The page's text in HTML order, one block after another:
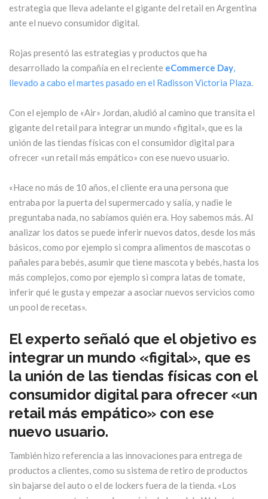
estrategia que lleva adelante el gigante del retail en Argentina
ante el nuevo consumidor digital.
Rojas presentó las estrategias y productos que ha
desarrollado la compañía en el reciente eCommerce Day,
llevado a cabo el martes pasado en el Radisson Victoria Plaza.
Con el ejemplo de «Air» Jordan, aludió al camino que transita el
gigante del retail para integrar un mundo «figital», que es la
unión de las tiendas físicas con el consumidor digital para
ofrecer «un retail más empático» con ese nuevo usuario.
«Hace no más de 10 años, el cliente era una persona que
entraba por la puerta del supermercado y salía, y nadie le
preguntaba nada, no sabíamos quién era. Hoy sabemos más. Al
analizar los datos se puede inferir nuevos datos, desde los más
básicos, como por ejemplo si compra alimentos de mascotas o
pañales para bebés, asumir que tiene mascota y bebés, hasta los
más complejos, como por ejemplo si compra latas de tomate,
inferir qué le gusta y empezar a asociar nuevos servicios como
un pool de recetas».
El experto señaló que el objetivo es
integrar un mundo «figital», que es
la unión de las tiendas físicas con el
consumidor digital para ofrecer «un
retail más empático» con ese
nuevo usuario.
También hizo referencia a las innovaciones para entrega de
productos a clientes, como su sistema de retiro de productos
sin bajarse del auto o el de lockers fuera de la tienda. «Los